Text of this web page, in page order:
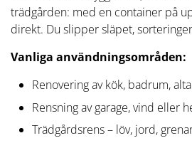
trädgården: med en container på
direkt. Du slipper släpet,
Vanliga användningsområden:
Renovering av kök, badrum,
Rensning av garage, vind eller
Trädgårdsrens – löv, jord,